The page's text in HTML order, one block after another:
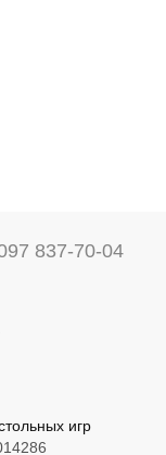
837-70-04
игр